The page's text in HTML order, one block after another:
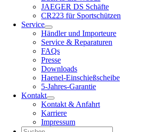
JAEGER DS Schäfte
CR223 für Sportschützen
Service
Händler und Importeure
Service & Reparaturen
FAQs
Presse
Downloads
Haenel-Einschießscheibe
5-Jahres-Garantie
Kontakt
Kontakt & Anfahrt
Karriere
Impressum
Suche